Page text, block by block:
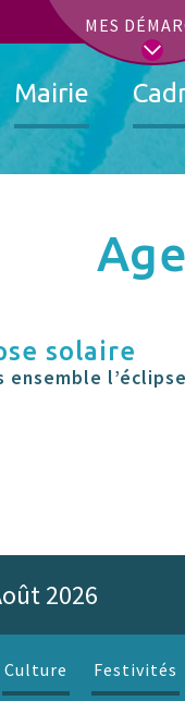
MES
Mairie
solaire
ensemble
Culture Festivités